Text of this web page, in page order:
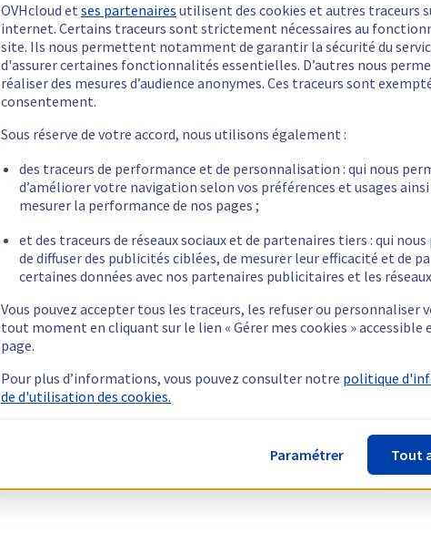
OVHcloud et ses partenaires utilisent des cookies et autres traceurs
internet. Certains traceurs sont strictement nécessaires au
site. Ils nous permettent notamment de garantir la sécurité du
d'assurer certaines fonctionnalités essentielles. D’autres nous
réaliser des mesures d’audience anonymes. Ces traceurs sont
consentement.
Sous réserve de votre accord, nous utilisons également :
des traceurs de performance et de personnalisation : qui nous
d’améliorer votre navigation selon vos préférences et usages ainsi
mesurer la performance de nos pages ;
et des traceurs de réseaux sociaux et de partenaires tiers : qui
de diffuser des publicités ciblées, de mesurer leur efficacité et de
certaines données avec nos partenaires publicitaires et les
Vous pouvez accepter tous les traceurs, les refuser ou personnaliser
tout moment en cliquant sur le lien « Gérer mes cookies » accessible
page.
Pour plus d’informations, vous pouvez consulter notre politique
de d'utilisation des cookies.
Paramétrer Tout